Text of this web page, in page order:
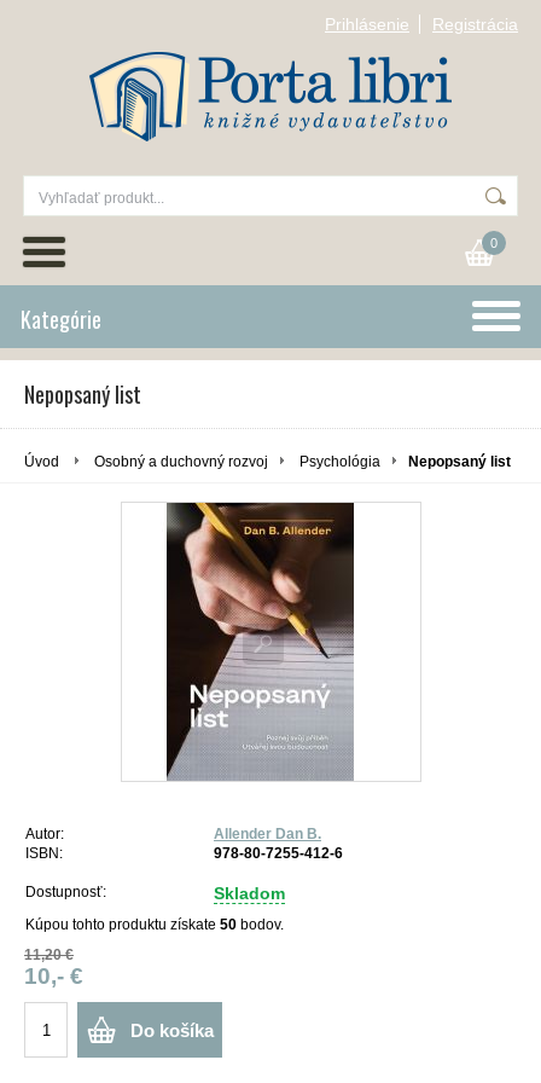
Prihlásenie Registrácia
0
Kategórie
Nepopsaný list
Úvod Osobný a duchovný rozvoj Psychológia Nepopsaný list
Autor:
Allender Dan B.
ISBN:
978-80-7255-412-6
Dostupnosť: Skladom
Kúpou tohto produktu získate 50 bodov.
11,20 €
10,- €
Do košíka